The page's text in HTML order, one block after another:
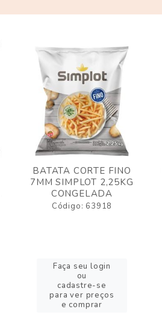
BATATA CORTE FINO
7MM SIMPLOT 2,25KG
CONGELADA
Código: 63918
Faça seu login
ou
cadastre-se
para ver preços
e comprar